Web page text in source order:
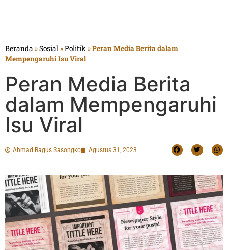
Beranda »Sosial »Politik »Peran Media Berita dalam
Mempengaruhi Isu Viral
Peran Media Berita
dalam Mempengaruhi
Isu Viral
Ahmad Bagus Sasongko Agustus 31, 2023